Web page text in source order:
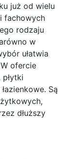
już od wielu
fachowych
rodzaju
w
ułatwia
ofercie
płytki
Są
dłuższy